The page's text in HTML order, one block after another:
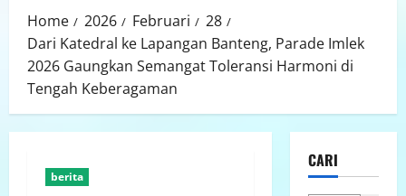
Home 2026 Februari
28
Dari Katedral ke Lapangan Banteng, Parade Imlek
2026 Gaungkan Semangat Toleransi Harmoni di
Tengah Keberagaman
berita
CARI